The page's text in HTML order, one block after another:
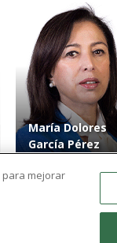
María Dolores
García Pérez
para mejorar